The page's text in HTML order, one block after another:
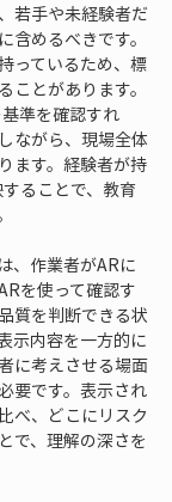
若手や未経験者だ
含めるべきです。
っているため、標
ことがあります。
準を確認すれ
ながら、現場全体
ます。経験者が持
ることで、教育
、作業者がARに
を使って確認す
質を判断できる状
示内容を一方的に
に考えさせる場面
要です。表示され
べ、どこにリスク
で、理解の深さを